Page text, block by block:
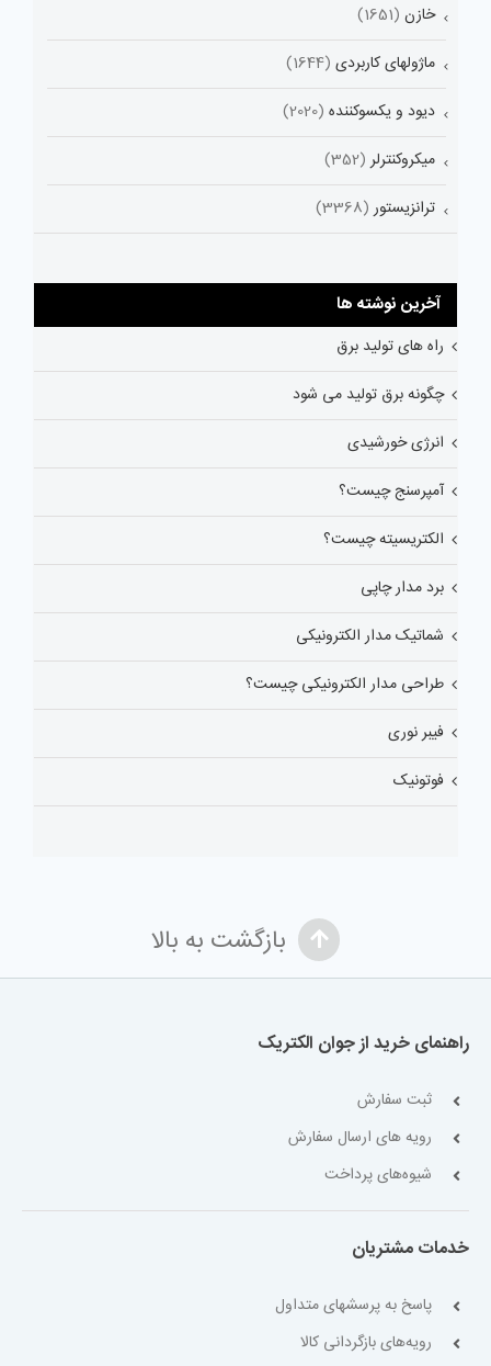
خازن (1651)
ماژولهای کاربردی (1644)
دیود و یکسوکننده (2020)
میکروکنترلر (352)
ترانزیستور (3368)
آخرین نوشته ها
راه های تولید برق
چگونه برق تولید می شود
انرژی خورشیدی
آمپرسنج چیست؟
الکتریسیته چیست؟
برد مدار چاپی
شماتیک مدار الکترونیکی
طراحی مدار الکترونیکی چیست؟
فیبر نوری
فوتونیک
بازگشت به بالا
راهنمای خرید از جوان الکتریک
ثبت سفارش
رویه های ارسال سفارش
شیوه‌های پرداخت
خدمات مشتریان
پاسخ به پرسشهای متداول
رویه‌های بازگردانی کالا